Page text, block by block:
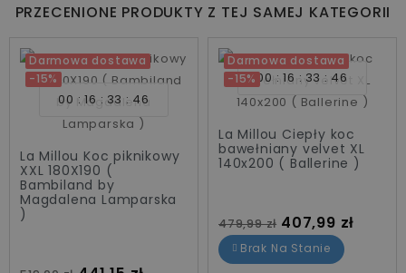
PRZECENIONE PRODUKTY Z TEJ SAMEJ KATEGORII
Darmowa dostawa
-15%
00 16 33 46
La Millou Koc piknikowy
XXL 180X190 (
Bambiland by
Magdalena Lamparska
)
Darmowa dostawa
-15%00 16 33 46
La Millou Ciepły koc
bawełniany velvet XL
140x200 ( Ballerine )
Cena standardowa
479,99 zł Cena
407,99 zł
Brak Na Stanie